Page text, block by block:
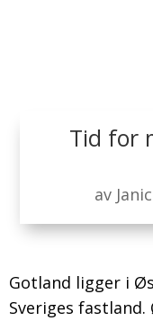
Tid for
av
Gotland ligger i
Sveriges